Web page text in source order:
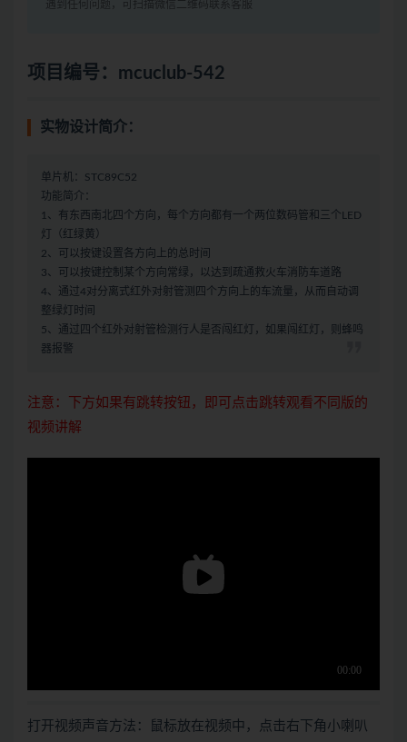
遇到任何问题，可扫描微信二维码联系客服
项目编号：mcuclub-542
实物设计简介：
单片机：STC89C52
功能简介：
1、有东西南北四个方向，每个方向都有一个两位数码管和三个LED
灯（红绿黄）
2、可以按键设置各方向上的总时间
3、可以按键控制某个方向常绿，以达到疏通救火车消防车道路
4、通过4对分离式红外对射管测四个方向上的车流量，从而自动调
整绿灯时间
5、通过四个红外对射管检测行人是否闯红灯，如果闯红灯，则蜂鸣
器报警
注意：下方如果有跳转按钮，即可点击跳转观看不同版的
视频讲解
打开视频声音方法：鼠标放在视频中，点击右下角小喇叭